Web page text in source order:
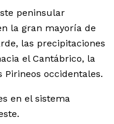
peninsular
la gran mayoría de
las precipitaciones
el Cantábrico, la
Pirineos occidentales.
en el sistema